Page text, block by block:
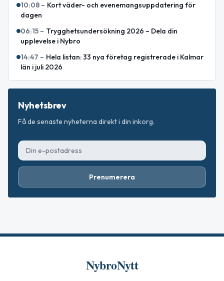
10:08 – Kort väder- och evenemangsuppdatering för
dagen
06:15 – Trygghetsundersökning 2026 – Dela din
upplevelse i Nybro
14:47 – Hela listan: 33 nya företag registrerade i Kalmar
län i juli 2026
Nyhetsbrev
Få de senaste nyheterna direkt i din inkorg.
Prenumerera
NybroNytt